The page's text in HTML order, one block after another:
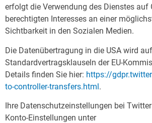
erfolgt die Verwendung des Dienstes auf
berechtigten Interesses an einer
Sichtbarkeit in den Sozialen Medien.
Die Datenübertragung in die USA wird
Standardvertragsklauseln der EU-
Details finden Sie hier: https://
to-controller-transfers.html.
Ihre Datenschutzeinstellungen bei
Konto-Einstellungen unter